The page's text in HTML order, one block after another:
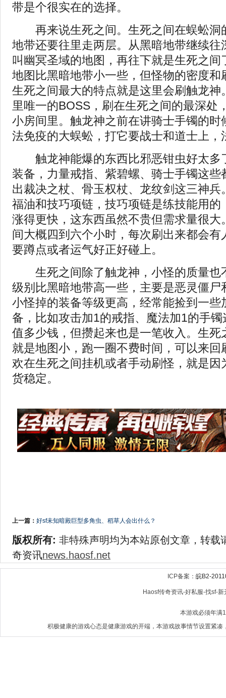
带是个很实在的选择。
再来说生死之间。生死之间在蜈蚣洞
地带还要往里走两层。从黑暗地带继续往
叫幽冥圣域的地图，再往下就是生死之间
地图比黑暗地带小一些，但怪物的密度和
生死之间最大的特点就是这里会刷触龙神
里唯一的BOSS，刷在生死之间的最深处
小房间里。触龙神之前在讲骑士手镯的时
法免疫的大蜈蚣，打它要战士和道士上，
触龙神能爆的东西比邪恶钳虫好太多
装备，力量戒指、紫碧螺、骑士手镯这些
出裁决之杖、骨玉权杖、龙纹剑这三神兵
福油和技巧项链，技巧项链是练技能用的
涨得更快，这东西虽然不贵但需求量很大
间大概四到六个小时，每次刷出来都会有
要蹲点或者运气好正好碰上。
生死之间除了触龙神，小怪的质量也
级别比黑暗地带高一些，主要是恶灵僵尸
小怪掉的装备等级更高，经常能捡到一些
备，比如攻击加1的戒指、魔法加1的手
值多少钱，但攒起来也是一笔收入。生死
就是地图小，跑一圈不费时间，可以来回
欢在生死之间挂机或者手动刷怪，就是因
货稳定。
上一篇： 好sf未知暗殿巨型多角虫、稻草人会出什么？
版权所有: 非特殊声明均为本站原创文章，转载
奇资讯news.haosf.net
ICP备案： 皖B2-
Haosf传奇资讯-好私服-找sf-
本游戏必须年满
积极健康的游戏心态是健康游戏的开端，本游戏故事情节设置紧